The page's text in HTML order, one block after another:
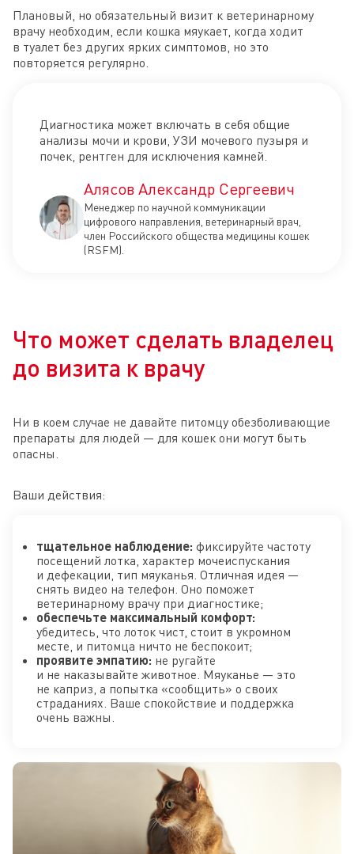
Плановый, но обязательный визит к ветеринарному
врачу необходим, если кошка мяукает, когда ходит
в туалет без других ярких симптомов, но это
повторяется регулярно.
Диагностика может включать в себя общие
анализы мочи и крови, УЗИ мочевого пузыря и
почек, рентген для исключения камней.
Алясов Александр Сергеевич
Менеджер по научной коммуникации
цифрового направления, ветеринарный врач,
член Российского общества медицины кошек
(RSFM).
Что может сделать владелец
до визита к врачу
Ни в коем случае не давайте питомцу обезболивающие
препараты для людей — для кошек они могут быть
опасны.
Ваши действия:
тщательное наблюдение: фиксируйте частоту
посещений лотка, характер мочеиспускания
и дефекации, тип мяуканья. Отличная идея —
снять видео на телефон. Оно поможет
ветеринарному врачу при диагностике;
обеспечьте максимальный комфорт:
убедитесь, что лоток чист, стоит в укромном
месте, и питомца ничто не беспокоит;
проявите эмпатию: не ругайте
и не наказывайте животное. Мяуканье — это
не каприз, а попытка «сообщить» о своих
страданиях. Ваше спокойствие и поддержка
очень важны.